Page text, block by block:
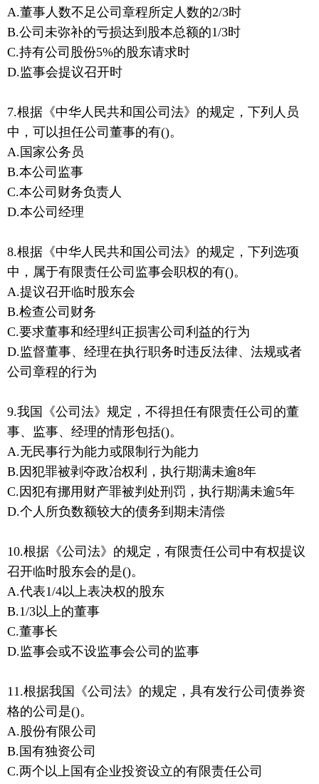
A.董事人数不足公司章程所定人数的2/3时
B.公司未弥补的亏损达到股本总额的1/3时
C.持有公司股份5%的股东请求时
D.监事会提议召开时
7.根据《中华人民共和国公司法》的规定，下列人员
中，可以担任公司董事的有()。
A.国家公务员
B.本公司监事
C.本公司财务负责人
D.本公司经理
8.根据《中华人民共和国公司法》的规定，下列选项
中，属于有限责任公司监事会职权的有()。
A.提议召开临时股东会
B.检查公司财务
C.要求董事和经理纠正损害公司利益的行为
D.监督董事、经理在执行职务时违反法律、法规或者
公司章程的行为
9.我国《公司法》规定，不得担任有限责任公司的董
事、监事、经理的情形包括()。
A.无民事行为能力或限制行为能力
B.因犯罪被剥夺政冶权利，执行期满未逾8年
C.因犯有挪用财产罪被判处刑罚，执行期满未逾5年
D.个人所负数额较大的债务到期未清偿
10.根据《公司法》的规定，有限责任公司中有权提议
召开临时股东会的是()。
A.代表1/4以上表决权的股东
B.1/3以上的董事
C.董事长
D.监事会或不设监事会公司的监事
11.根据我国《公司法》的规定，具有发行公司债券资
格的公司是()。
A.股份有限公司
B.国有独资公司
C.两个以上国有企业投资设立的有限责任公司